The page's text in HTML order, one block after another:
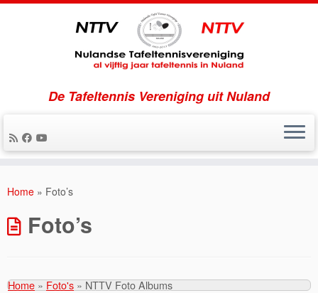
naar
De Tafeltennis Vereniging uit Nuland
Home » Foto’s
Foto’s
Home»Foto's»NTTV Foto Albums